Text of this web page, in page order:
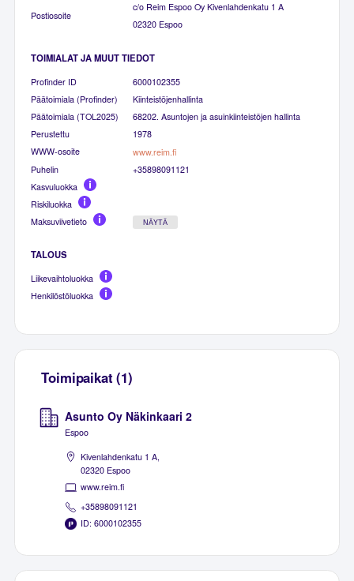
Postiosoite
c/o Reim Espoo Oy Kivenlahdenkatu 1 A
02320 Espoo
TOIMIALAT JA MUUT TIEDOT
Profinder ID
6000102355
Päätoimiala (Profinder)
Kiinteistöjenhallinta
Päätoimiala (TOL2025)
68202. Asuntojen ja asuinkiinteistöjen hallinta
Perustettu
1978
WWW-osoite
www.reim.fi
Puhelin
+35898091121
Kasvuluokka
Riskiluokka
Maksuviivetieto
NÄYTÄ
TALOUS
Liikevaihtoluokka
Henkilöstöluokka
Toimipaikat (1)
Asunto Oy Näkinkaari 2
Espoo
Kivenlahdenkatu 1 A,
02320 Espoo
www.reim.fi
+35898091121
ID: 6000102355